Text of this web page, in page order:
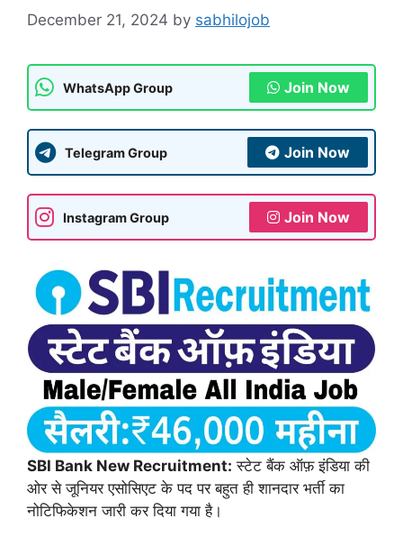
December 21, 2024 by sabhilojob
WhatsApp Group Join Now
Telegram Group Join Now
Instagram Group Join Now
SBI Bank New Recruitment: स्टेट बैंक ऑफ़ इंडिया की
ओर से जूनियर एसोसिएट के पद पर बहुत ही शानदार भर्ती का
नोटिफिकेशन जारी कर दिया गया है।